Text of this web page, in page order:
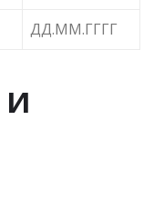
ДД.ММ.ГГГГ